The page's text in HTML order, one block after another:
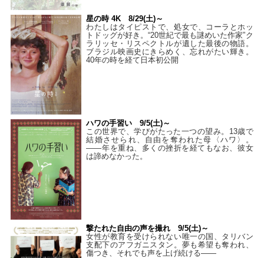
星の時 4K 8/29(土)～
わたしはタイピストで、処⼥で、コーラとホッ
トドッグが好き。“20世紀で最も謎めいた作家”ク
ラリッセ・リスペクトルが遺した最後の物語。
ブラジル映画史にきらめく、忘れがたい輝き。
40年の時を経て⽇本初公開
ハワの手習い 9/5(土)～
この世界で、学びがたった一つの望み。13歳で
結婚させられ、自由を奪われた母〈ハワ〉。
——年を重ね、多くの挫折を経てもなお、彼女
は諦めなかった。
撃たれた自由の声を撮れ 9/5(土)～
女性が教育を受けられない唯一の国、タリバン
支配下のアフガニスタン。夢も希望も奪われ、
傷つき、それでも声を上げ続ける——